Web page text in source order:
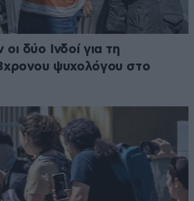
δύο Ινδοί για τη
ψυχολόγου στο